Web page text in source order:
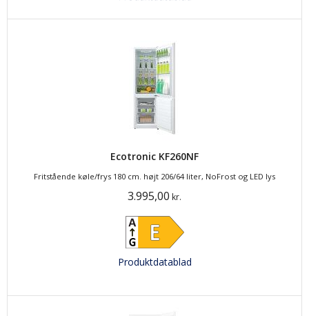
Ecotronic KF260NF
Fritstående køle/frys 180 cm. højt 206/64 liter, NoFrost og LED lys
3.995,00 kr.
Produktdatablad